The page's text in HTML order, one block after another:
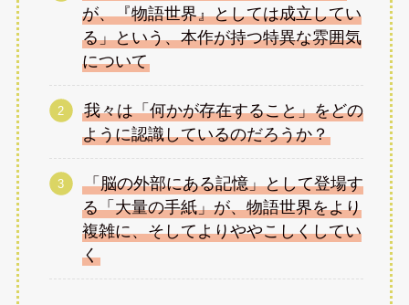
が、『物語世界』としては成立してい
る」という、本作が持つ特異な雰囲気
について
我々は「何かが存在すること」をどの
ように認識しているのだろうか？
「脳の外部にある記憶」として登場す
る「大量の手紙」が、物語世界をより
複雑に、そしてよりややこしくしてい
く